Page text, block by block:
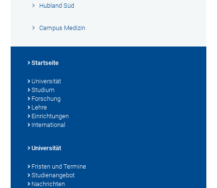
Hubland Süd
Campus Medizin
Startseite
Universität
Studium
Forschung
Lehre
Einrichtungen
International
Universität
Fristen und Termine
Studienangebot
Nachrichten